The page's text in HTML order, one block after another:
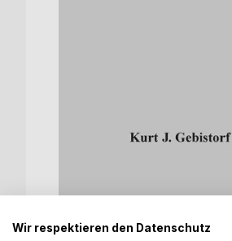
Wir respektieren den Datenschutz